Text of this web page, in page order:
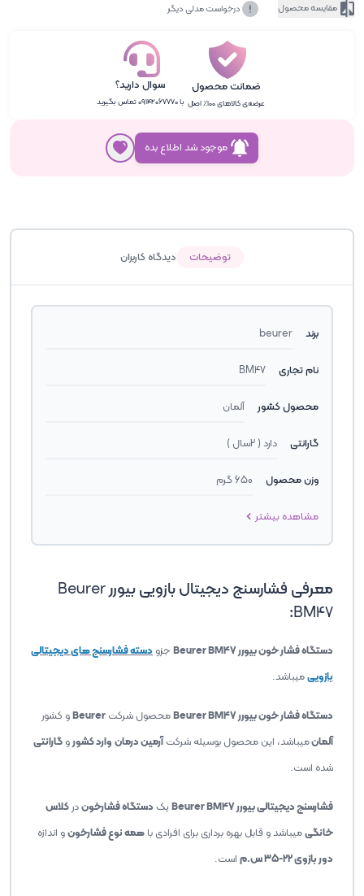
مقایسه محصول درخواست مدلی دیگر
ضمانت محصول
عرضه‌ی کالاهای ۱۰۰٪ اصل
سوال دارید؟
با ۰۹۱۴۲۰۶۷۷۷۰ تماس بگیرید
موجود شد اطلاع بده
توضیحات دیدگاه کاربران
برند beurer
نام تجاری BM47
محصول کشور آلمان
گارانتی دارد ( 2سال )
وزن محصول 650 گرم
مشاهده بیشتر
معرفی فشارسنج دیجیتال بازویی بیوررBeurer
BM47
:
دستگاه فشار خون بیورر Beurer BM47 جزودسته فشارسنج های دیجیتالی
بازوییمیباشد.
دستگاه فشار خون بیورر Beurer BM47 محصول شرکت Beurerو کشور
آلمانمیباشد، این محصول بوسیله شرکتآرمین درمان وارد کشور وگارانتی
شده است.
فشارسنج دیجیتالی بیورر Beurer BM47 یک دستگاه فشارخوندر کلاس
خانگیمیباشد و قابل بهره برداری برای افرادی با همه نوع فشارخونو اندازه
دور بازوی 22-35 س.م
است.